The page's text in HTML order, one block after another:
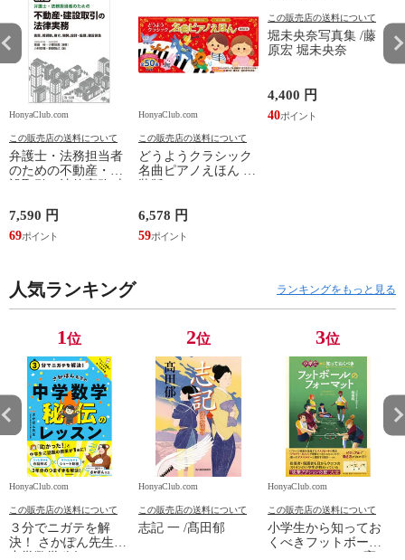
HonyaClub.com
この販売店の送料について
弁護士・法務担当者
のための不動産・建
開発、設計・監理、
建設請負 第２版 /富
田裕 小里佳嵩
7,590 円
69
HonyaClub.com
この販売店の送料について
どうようクラシック
名曲ピアノえほん 新
ワシマミワコ
6,578 円
59
この販売店の送料について
堀未央奈写真集 /藤
原宏 堀未央奈
4,400 円
40
人気ランキング ランキングをもっと見る
1位
HonyaClub.com
この販売店の送料について
３分でニガテを解
決！ さかぽん先生の
2位
HonyaClub.com
この販売店の送料について
志記 一 /髙田郁
3位
HonyaClub.com
この販売店の送料について
小学生から知ってお
くべきフットボール